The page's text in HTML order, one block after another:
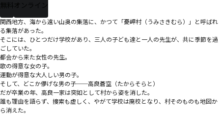
無料 オンライン
関西地方、海から遠い山奥の集落に、かつて「憂岬村（うみさきむら）」と呼ばれ
る集落があった。
そこには、ひとつだけ学校があり、三人の子ども達と一人の先生が、共に季節を過
ごしていた。
都会から来た女性の先生。
歌の得意な女の子。
運動が得意な大人しい男の子。
そして、どこか儚げな男の子──高良蒼空（たからそらと）
だが卒業の年、高良一家は突如として村から姿を消した。
誰も理由を語らず、捜索も虚しく、やがて学校は廃校となり、村そのものも地図か
ら消えた。